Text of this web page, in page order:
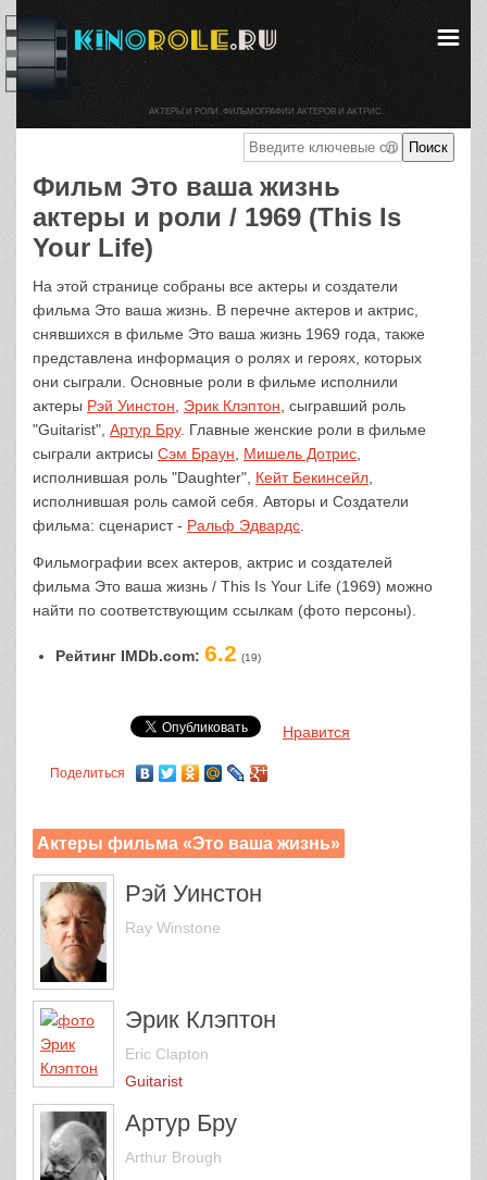
Фильм Это ваша жизнь
актеры и роли / 1969 (This Is
Your Life)
На этой странице собраны все актеры и создатели
фильма Это ваша жизнь. В перечне актеров и актрис,
снявшихся в фильме Это ваша жизнь 1969 года, также
представлена информация о ролях и героях, которых
они сыграли. Основные роли в фильме исполнили
актеры Рэй Уинстон Эрик Клэптон , сыгравший роль
"Guitarist", Артур Бру. Главные женские роли в фильме
сыграли актрисы Сэм Браун Мишель Дотрис
исполнившая роль "Daughter", Кейт Бекинсейл
исполнившая роль самой себя. Авторы и Создатели
фильма: сценарист - Ральф Эдвардс
Фильмографии всех актеров, актрис и создателей
фильма Это ваша жизнь / This Is Your Life (1969) можно
найти по соответствующим ссылкам (фото персоны).
Рейтинг IMDb.com: 6.2 (19)
Нравится
Поделиться
Актеры фильма «Это ваша жизнь»
Рэй Уинстон
Ray Winstone
Эрик Клэптон
Eric Clapton
Guitarist
Артур Бру
Arthur Brough
АКТЕРЫ И РОЛИ. ФИЛЬМОГРАФИИ АКТЕРОВ И АКТРИС.